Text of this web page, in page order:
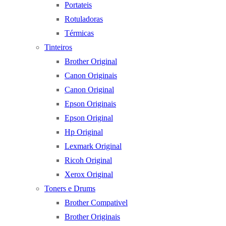
Portateis
Rotuladoras
Térmicas
Tinteiros
Brother Original
Canon Originais
Canon Original
Epson Originais
Epson Original
Hp Original
Lexmark Original
Ricoh Original
Xerox Original
Toners e Drums
Brother Compativel
Brother Originais